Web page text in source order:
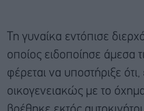
Τη γυναίκα εντόπισε
οποίος ειδοποίησε άμεσα
φέρεται να υποστήριξε
οικογενειακώς με το